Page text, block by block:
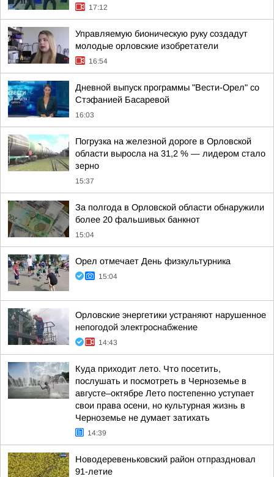
17:12
Управляемую бионическую руку создадут
молодые орловские изобретатели
16:54
Дневной выпуск программы "Вести-Орел" со
Стэфанией Басаревой
16:03
Погрузка на железной дороге в Орловской
области выросла на 31,2 % — лидером стало
зерно
15:37
За полгода в Орловской области обнаружили
более 20 фальшивых банкнот
15:04
Орел отмечает День физкультурника
15:04
Орловские энергетики устраняют нарушенное
непогодой электроснабжение
14:43
Куда приходит лето. Что посетить,
послушать и посмотреть в Черноземье в
августе–октябре Лето постепенно уступает
свои права осени, но культурная жизнь в
Черноземье не думает затихать
14:39
Новодеревеньковский район отпраздновал
91-летие